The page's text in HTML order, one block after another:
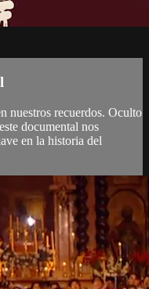
nuestros recuerdos. Oculto
documental nos
en la historia del